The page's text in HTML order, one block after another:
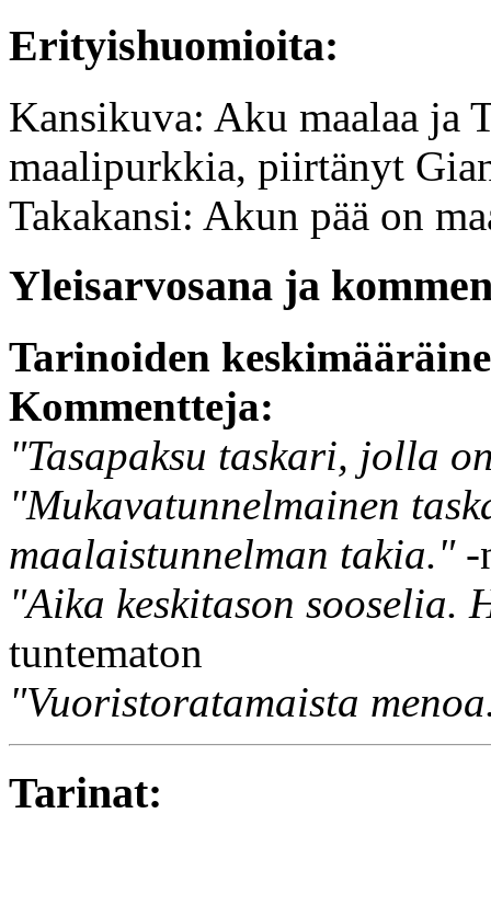
Erityishuomioita:
Kansikuva: Aku maalaa ja
maalipurkkia, piirtänyt
Takakansi: Akun pää on
Yleisarvosana ja
Tarinoiden
Kommentteja:
"Tasapaksu taskari, jolla
"Mukavatunnelmainen
maalaistunnelman takia."-
"Aika keskitason
tuntematon
"Vuoristoratamaista
Tarinat: